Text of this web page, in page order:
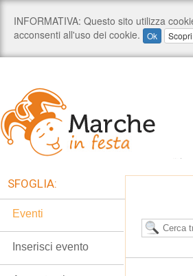
SFOGLIA:
Eventi
Inserisci evento